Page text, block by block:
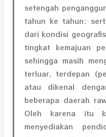
setengah
tahun ke tahun;
dari kondisi
tingkat kemajuan
sehingga masih
terluar, terdepan
atau dikenal
beberapa daerah
Oleh karena itu
menyediakan